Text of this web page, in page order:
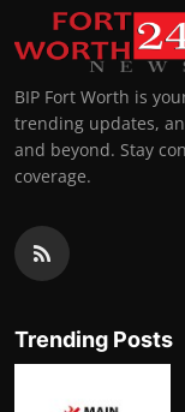
BIP Fort Worth is
trending updates,
and beyond. Stay
coverage.
Trending Posts